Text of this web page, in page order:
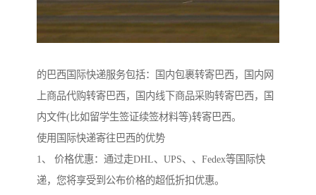
的巴西国际快递服务包括：国内包裹转寄巴西，国内网
上商品代购转寄巴西，国内线下商品采购转寄巴西，国
内文件(比如留学生签证续签材料等)转寄巴西。
使用国际快递寄往巴西的优势
1、 价格优惠：通过走DHL、UPS、、Fedex等国际快
递，您将享受到公布价格的超低折扣优惠。